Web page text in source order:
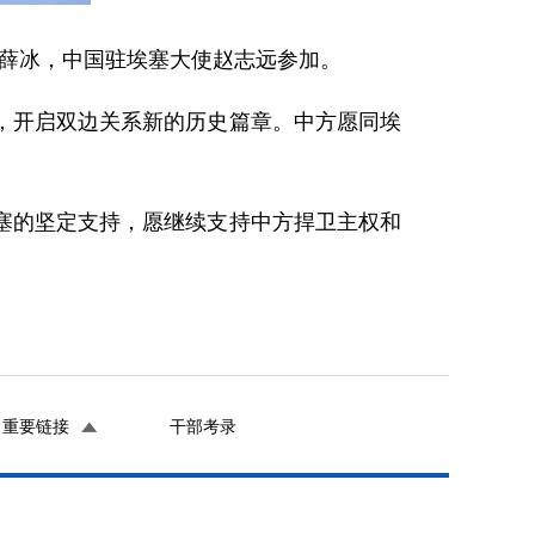
，中国驻埃塞大使赵志远参加。
启双边关系新的历史篇章。中方愿同埃
坚定支持，愿继续支持中方捍卫主权和
重要链接 干部考录